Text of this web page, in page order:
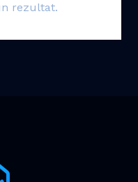
rezultat.